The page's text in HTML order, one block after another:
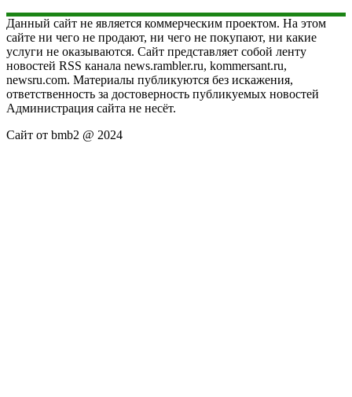
Данный сайт не является коммерческим проектом. На этом
сайте ни чего не продают, ни чего не покупают, ни какие
услуги не оказываются. Сайт представляет собой ленту
новостей RSS канала news.rambler.ru, kommersant.ru,
newsru.com. Материалы публикуются без искажения,
ответственность за достоверность публикуемых новостей
Администрация сайта не несёт.
Сайт от bmb2 @ 2024